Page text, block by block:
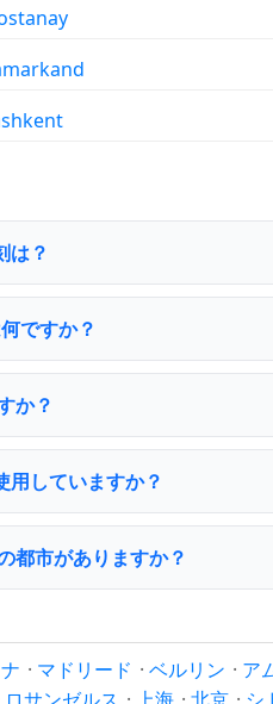
は？
ですか？
か？
していますか？
市がありますか？
· マドリード · ベルリン · ア